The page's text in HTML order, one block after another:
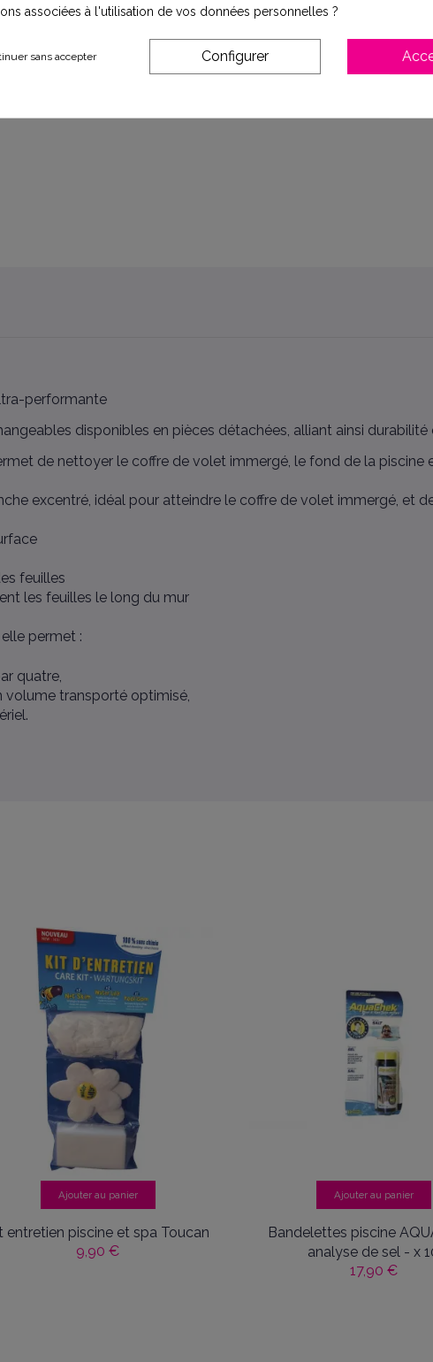
performante
disponibles en pièces détachées, alliant ainsi durabilité
de nettoyer le coffre de volet immergé, le fond de la piscine
excentré, idéal pour atteindre le coffre de volet immergé, et
feuilles
les feuilles le long du mur
permet :
quatre,
volume transporté optimisé,
Ajouter au panier
entretien piscine et spa Toucan
9,90 €
Ajouter au panier
Bandelettes piscine
analyse de sel - x
17,90 €
associées à l'utilisation de vos données personnelles ?
sans accepter Configurer